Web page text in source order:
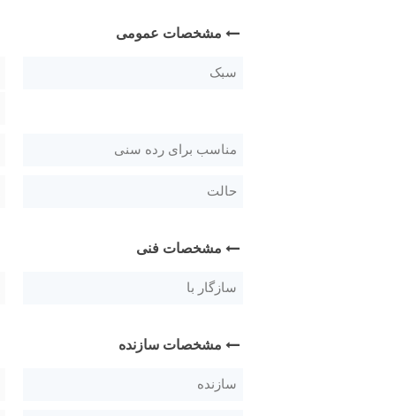
مشخصات عمومی
سبک
مناسب برای رده سنی
حالت
مشخصات فنی
سازگار با
مشخصات سازنده
سازنده